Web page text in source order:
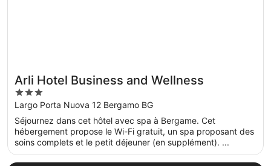
Arli Hotel Business and Wellness
3
out
of
5
Largo Porta Nuova 12 Bergamo BG
Séjournez dans cet hôtel avec spa à Bergame. Cet
hébergement propose le Wi-Fi gratuit, un spa proposant des
soins complets et le petit déjeuner (en supplément). ...